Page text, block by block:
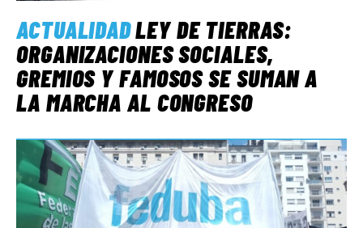
ACTUALIDADLEY DE TIERRAS:
ORGANIZACIONES SOCIALES,
GREMIOS Y FAMOSOS SE SUMAN A
LA MARCHA AL CONGRESO